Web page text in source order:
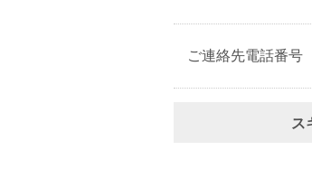
ご連絡先電話番号
ス